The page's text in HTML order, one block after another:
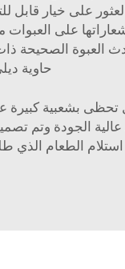
العبوة الصحيحة
حاوية
بشعبية كبيرة
الجودة وتم
الطعام الذي